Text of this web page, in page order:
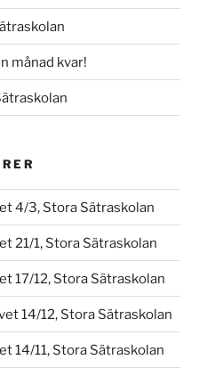
månad kvar!
4/3, Stora Sätraskolan
21/1, Stora Sätraskolan
17/12, Stora Sätraskolan
14/12, Stora Sätraskolan
14/11, Stora Sätraskolan